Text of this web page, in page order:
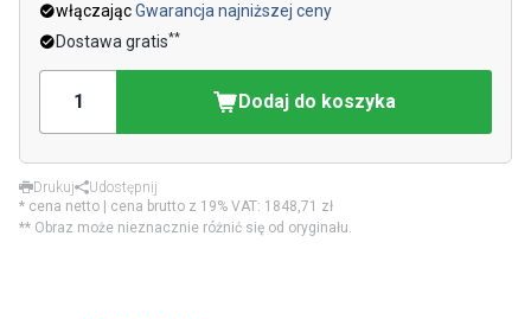
włączającGwarancja najniższej ceny
Dostawa gratis**
Dodaj do koszyka
Drukuj
Udostępnij
* cena netto | cena brutto z 19% VAT: 1848,71 zł
** Obraz może nieznacznie różnić się od oryginału.